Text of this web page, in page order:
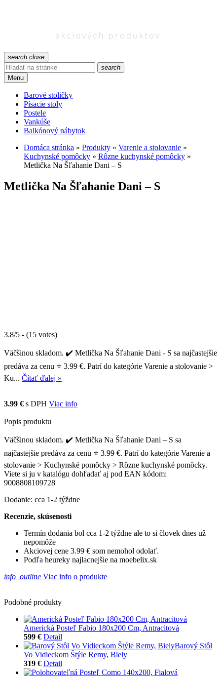
search close
search
Menu
Barové stoličky
Písacie stoly
Postele
Vankúše
Balkónový nábytok
Domáca stránka » Produkty » Varenie a stolovanie »
Kuchynské pomôcky » Rôzne kuchynské pomôcky »
Metlička Na Šľahanie Dani – S
Metlička Na Šľahanie Dani – S
3.8/5 - (15 votes)
Väčšinou skladom. ✔️ Metlička Na Šľahanie Dani - S sa najčastejšie
predáva za cenu ⭐ 3.99 €. Patrí do kategórie Varenie a stolovanie >
Ku... Čítať ďalej »
3.99 € s DPH Viac info
Popis produktu
Väčšinou skladom. ✔️ Metlička Na Šľahanie Dani – S sa
najčastejšie predáva za cenu ⭐ 3.99 €. Patrí do kategórie Varenie a
stolovanie > Kuchynské pomôcky > Rôzne kuchynské pomôcky.
Viete si ju v katalógu dohľadať aj pod EAN kódom:
9008808109728
Dodanie: cca 1-2 týždne
Recenzie, skúsenosti
Termín dodania bol cca 1-2 týždne ale to si človek dnes už
nepomôže
Akciovej cene 3.99 € som nemohol odolať.
Podľa heureky najlacnejšie na moebelix.sk
info_outline Viac info o produkte
Podobné produkty
Americká Posteľ Fabio 180x200 Cm, Antracitová
599 € Detail
Barový Stôl
Vo Vidieckom Štýle Remy, Biely
319 € Detail